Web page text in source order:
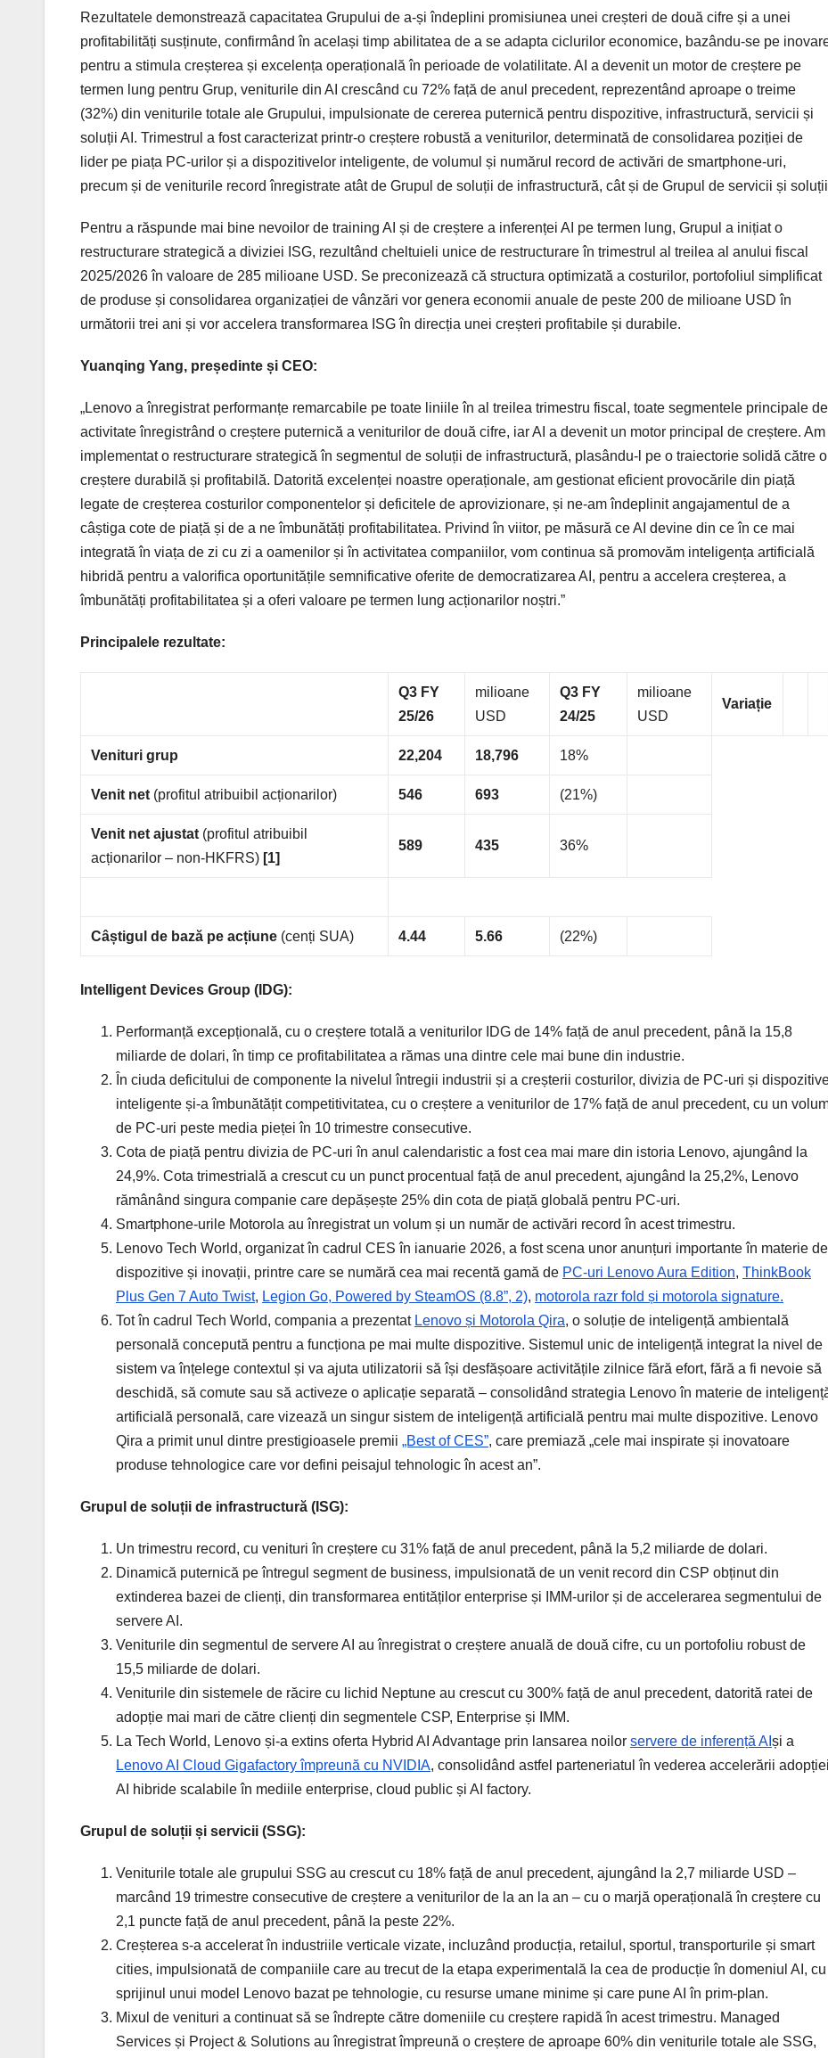
Rezultatele demonstrează capacitatea Grupului de a-și îndeplini promisiunea unei creșteri de două cifre și a unei
profitabilități susținute, confirmând în același timp abilitatea de a se adapta ciclurilor economice, bazându-se pe
pentru a stimula creșterea și excelența operațională în perioade de volatilitate. AI a devenit un motor de creștere pe
termen lung pentru Grup, veniturile din AI crescând cu 72% față de anul precedent, reprezentând aproape o treime
(32%) din veniturile totale ale Grupului, impulsionate de cererea puternică pentru dispozitive, infrastructură, servicii și
soluții AI. Trimestrul a fost caracterizat printr-o creștere robustă a veniturilor, determinată de consolidarea poziției de
lider pe piața PC-urilor și a dispozitivelor inteligente, de volumul și numărul record de activări de smartphone-uri,
precum și de veniturile record înregistrate atât de Grupul de soluții de infrastructură, cât și de Grupul de servicii și
Pentru a răspunde mai bine nevoilor de training AI și de creștere a inferenței AI pe termen lung, Grupul a inițiat o
restructurare strategică a diviziei ISG, rezultând cheltuieli unice de restructurare în trimestrul al treilea al anului fiscal
2025/2026 în valoare de 285 milioane USD. Se preconizează că structura optimizată a costurilor, portofoliul simplificat
de produse și consolidarea organizației de vânzări vor genera economii anuale de peste 200 de milioane USD în
următorii trei ani și vor accelera transformarea ISG în direcția unei creșteri profitabile și durabile.
Yuanqing Yang, președinte și CEO:
„Lenovo a înregistrat performanțe remarcabile pe toate liniile în al treilea trimestru fiscal, toate segmentele principale de
activitate înregistrând o creștere puternică a veniturilor de două cifre, iar AI a devenit un motor principal de creștere. Am
implementat o restructurare strategică în segmentul de soluții de infrastructură, plasându-l pe o traiectorie solidă către o
creștere durabilă și profitabilă. Datorită excelenței noastre operaționale, am gestionat eficient provocările din piață
legate de creșterea costurilor componentelor și deficitele de aprovizionare, și ne-am îndeplinit angajamentul de a
câștiga cote de piață și de a ne îmbunătăți profitabilitatea. Privind în viitor, pe măsură ce AI devine din ce în ce mai
integrată în viața de zi cu zi a oamenilor și în activitatea companiilor, vom continua să promovăm inteligența artificială
hibridă pentru a valorifica oportunitățile semnificative oferite de democratizarea AI, pentru a accelera creșterea, a
îmbunătăți profitabilitatea și a oferi valoare pe termen lung acționarilor noștri.”
Principalele rezultate:
Q3 FY
25/26
milioane
USD
Q3 FY
24/25
milioane
USD
Variație
Venituri grup 22,204 18,796 18%
Venit net (profitul atribuibil acționarilor) 546 693 (21%)
Venit net ajustat (profitul atribuibil
acționarilor – non-HKFRS) [1]
589 435 36%
Câștigul de bază pe acțiune (cenți SUA) 4.44 5.66 (22%)
Intelligent Devices Group (IDG):
Performanță excepțională, cu o creștere totală a veniturilor IDG de 14% față de anul precedent, până la 15,8
miliarde de dolari, în timp ce profitabilitatea a rămas una dintre cele mai bune din industrie.
În ciuda deficitului de componente la nivelul întregii industrii și a creșterii costurilor, divizia de PC-uri și
inteligente și-a îmbunătățit competitivitatea, cu o creștere a veniturilor de 17% față de anul precedent, cu un
de PC-uri peste media pieței în 10 trimestre consecutive.
Cota de piață pentru divizia de PC-uri în anul calendaristic a fost cea mai mare din istoria Lenovo, ajungând la
24,9%. Cota trimestrială a crescut cu un punct procentual față de anul precedent, ajungând la 25,2%, Lenovo
rămânând singura companie care depășește 25% din cota de piață globală pentru PC-uri.
Smartphone-urile Motorola au înregistrat un volum și un număr de activări record în acest trimestru.
Lenovo Tech World, organizat în cadrul CES în ianuarie 2026, a fost scena unor anunțuri importante în materie de
dispozitive și inovații, printre care se numără cea mai recentă gamă de PC-uri Lenovo Aura Edition, ThinkBook
Plus Gen 7 Auto Twist, Legion Go, Powered by SteamOS (8.8”, 2), motorola razr fold și motorola signature.
Tot în cadrul Tech World, compania a prezentat Lenovo și Motorola Qira, o soluție de inteligență ambientală
personală concepută pentru a funcționa pe mai multe dispozitive. Sistemul unic de inteligență integrat la nivel de
sistem va înțelege contextul și va ajuta utilizatorii să își desfășoare activitățile zilnice fără efort, fără a fi nevoie să
deschidă, să comute sau să activeze o aplicație separată – consolidând strategia Lenovo în materie de
artificială personală, care vizează un singur sistem de inteligență artificială pentru mai multe dispozitive. Lenovo
Qira a primit unul dintre prestigioasele premii „Best of CES”, care premiază „cele mai inspirate și inovatoare
produse tehnologice care vor defini peisajul tehnologic în acest an”.
Grupul de soluții de infrastructură (ISG):
Un trimestru record, cu venituri în creștere cu 31% față de anul precedent, până la 5,2 miliarde de dolari.
Dinamică puternică pe întregul segment de business, impulsionată de un venit record din CSP obținut din
extinderea bazei de clienți, din transformarea entităților enterprise și IMM-urilor și de accelerarea segmentului de
servere AI.
Veniturile din segmentul de servere AI au înregistrat o creștere anuală de două cifre, cu un portofoliu robust de
15,5 miliarde de dolari.
Veniturile din sistemele de răcire cu lichid Neptune au crescut cu 300% față de anul precedent, datorită ratei de
adopție mai mari de către clienți din segmentele CSP, Enterprise și IMM.
La Tech World, Lenovo și-a extins oferta Hybrid AI Advantage prin lansarea noilor servere de inferență AI și a
Lenovo AI Cloud Gigafactory împreună cu NVIDIA, consolidând astfel parteneriatul în vederea accelerării adopției
AI hibride scalabile în mediile enterprise, cloud public și AI factory.
Grupul de soluții și servicii (SSG):
Veniturile totale ale grupului SSG au crescut cu 18% față de anul precedent, ajungând la 2,7 miliarde USD –
marcând 19 trimestre consecutive de creștere a veniturilor de la an la an – cu o marjă operațională în creștere cu
2,1 puncte față de anul precedent, până la peste 22%.
Creșterea s-a accelerat în industriile verticale vizate, incluzând producția, retailul, sportul, transporturile și smart
cities, impulsionată de companiile care au trecut de la etapa experimentală la cea de producție în domeniul AI, cu
sprijinul unui model Lenovo bazat pe tehnologie, cu resurse umane minime și care pune AI în prim-plan.
Mixul de venituri a continuat să se îndrepte către domeniile cu creștere rapidă în acest trimestru. Managed
Services și Project & Solutions au înregistrat împreună o creștere de aproape 60% din veniturile totale ale SSG,